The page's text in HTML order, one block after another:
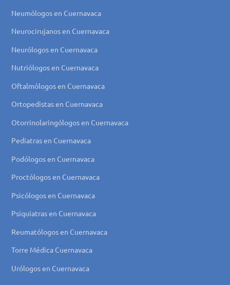
Neumólogos en Cuernavaca
Neurocirujanos en Cuernavaca
Neurólogos en Cuernavaca
Nutriólogos en Cuernavaca
Oftalmólogos en Cuernavaca
Ortopedistas en Cuernavaca
Otorrinolaringólogos en Cuernavaca
Pediatras en Cuernavaca
Podólogos en Cuernavaca
Proctólogos en Cuernavaca
Psicólogos en Cuernavaca
Psiquiatras en Cuernavaca
Reumatólogos en Cuernavaca
Torre Médica Cuernavaca
Urólogos en Cuernavaca